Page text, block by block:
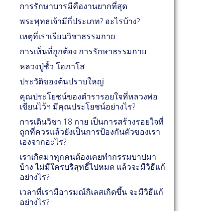
การรักษาบารมีคืองานยากที่สุด
พระพุทธเจ้ามีกี่ประเภท? อะไรบ้าง?
เหตุที่เราเรียนวิชาธรรมกาย
การเห็นที่ถูกต้อง การรักษาธรรมกาย
หลวงปู่ชั้ว โอภาโส
ประวัติของต้นปราบใหญ่
คุณประโยชน์ของตำรารอยใจที่หลวงพ่อ
เขียนไว้ฯ มีคุณประโยชน์อย่างไร?
การเดินวิชา 18 กาย เป็นการสร้างรอยใจที่
ถูกที่ควรแล้วยังเป็นการป้องกันตัวของเรา
เองจากอะไร?
เราเกิดมาทุกคนต้องเคยทำกรรมบาปมา
บ้าง ไม่มีใครบริสุทธิ์ไปหมด แล้วจะมีวิธีแก้
อย่างไร?
เวลาที่เรามีอารมณ์กิเลสเกิดขึ้น จะมีวิธีแก้
อย่างไร?